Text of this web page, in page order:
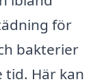
för
bakterier
tid. Här kan